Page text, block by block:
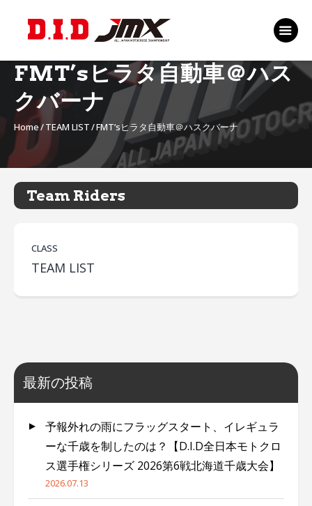
FMT’sヒラタ自動車＠ハス
クバーナ
Home TEAM LIST FMT’sヒラタ自動車＠ハスクバーナ
TOP
RANKING 2026
RIDERS 2026
SPONSORS
TICKET
MSP Motosports
Promotion TOP
Team Riders
CLASS
TEAM LIST
最新の投稿
予報外れの雨にフラッグスタート、イレギュラ
ーな千歳を制したのは？【D.I.D全日本モトクロ
ス選手権シリーズ 2026第6戦北海道千歳大会】
2026.07.13